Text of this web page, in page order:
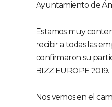
Ayuntamiento de
Estamos muy
recibir a todas las
confirmaron su
BIZZ EUROPE 2019.
Nos vemos en el